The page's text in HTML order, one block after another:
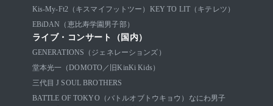
Kis-My-Ft2（キスマイフットツー） KEY TO LIT（キテレツ）
EBiDAN（恵比寿学園男子部）
ライブ・コンサート（国内）
GENERATIONS（ジェネレーションズ）
堂本光一（DOMOTO／旧KinKi Kids）
三代目 J SOUL BROTHERS
BATTLE OF TOKYO（バトルオブトウキョウ）
なにわ男子